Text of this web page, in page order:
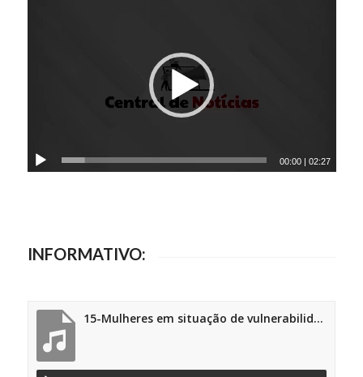
00:00 |02:27
INFORMATIVO:
15-Mulheres em situação de vulnerabilidade social tem um novo centro de acolhida com apoio